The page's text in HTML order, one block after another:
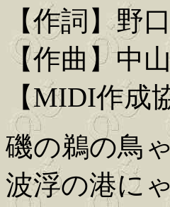
【作詞】野
【作曲】中
【MIDI作成
磯の鵜の鳥
波浮の港に